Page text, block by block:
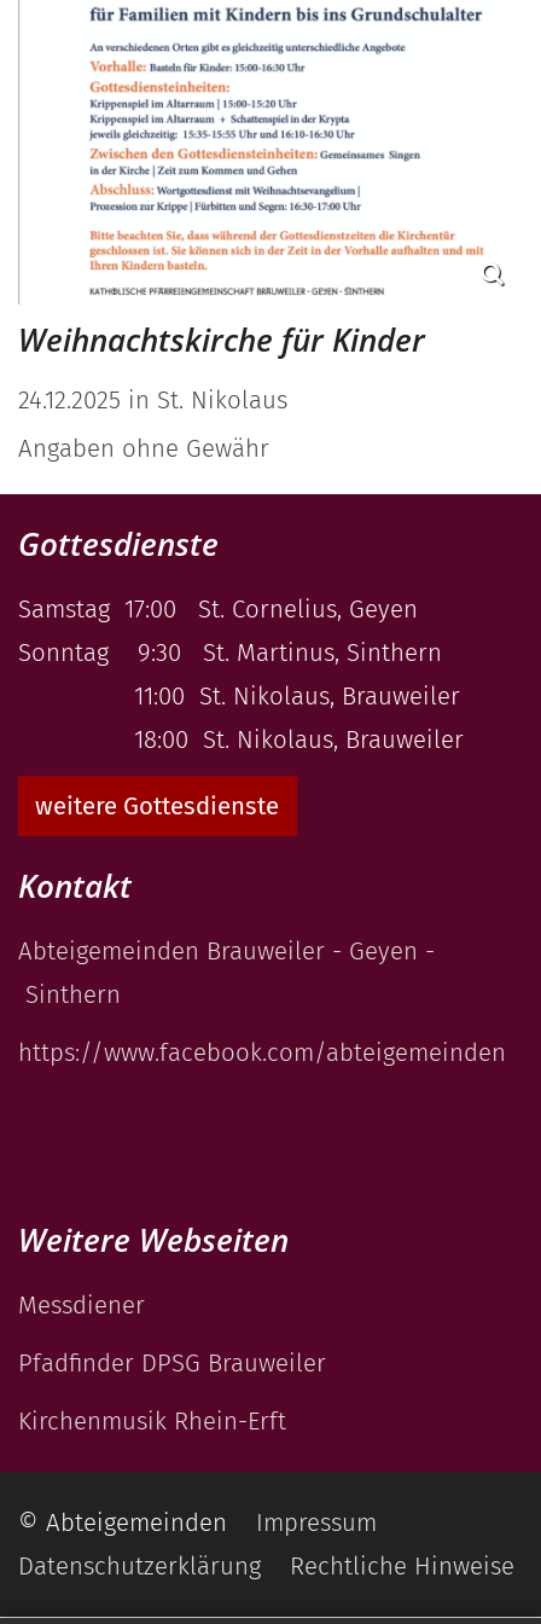
Weihnachtskirche für Kinder
24.12.2025 in St. Nikolaus
Angaben ohne Gewähr
Gottesdienste
Samstag 17:00 St. Cornelius, Geyen
Sonntag 9:30 St. Martinus, Sinthern
11:00 St. Nikolaus, Brauweiler
18:00 St. Nikolaus, Brauweiler
weitere Gottesdienste
Kontakt
Abteigemeinden Brauweiler - Geyen -
Sinthern
https://www.facebook.com/abteigemeinden
Weitere Webseiten
Messdiener
Pfadfinder DPSG Brauweiler
Kirchenmusik Rhein-Erft
© Abteigemeinden
Impressum
Datenschutzerklärung
Rechtliche Hinweise